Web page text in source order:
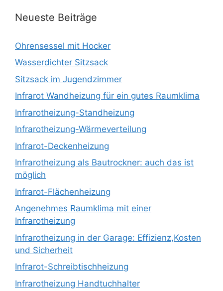
Neueste Beiträge
Ohrensessel mit Hocker
Wasserdichter Sitzsack
Sitzsack im Jugendzimmer
Infrarot Wandheizung für ein gutes Raumklima
Infrarotheizung-Standheizung
Infrarotheizung-Wärmeverteilung
Infrarot-Deckenheizung
Infrarotheizung als Bautrockner: auch das ist
möglich
Infrarot-Flächenheizung
Angenehmes Raumklima mit einer
Infrarotheizung
Infrarotheizung in der Garage: Effizienz,Kosten
und Sicherheit
Infrarot-Schreibtischheizung
Infrarotheizung Handtuchhalter